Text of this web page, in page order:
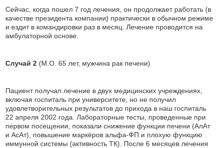
Сейчас, когда пошел 7 год лечения, он продолжает работать (в
качестве президента компании) практически в обычном режиме
и ездит в командировки раз в месяц. Лечение проводится на
амбулаторной основе.
Случай 2 (M.O. 65 лет, мужчина рак печени)
Пациент получал лечение в двух медицинских учреждениях,
включая госпиталь при университете, но не получил
удовлетворительных результатов до прихода в наш госпиталь
22 апреля 2002 года. Лабораторные тесты, проведенные при
первом посещении, показали снижение функции печени (АлАт
и АсАт), повышение маркёров альфа-ФП и плохую функцию
иммунной системы (активность ТК). После 6 месяцев лечения